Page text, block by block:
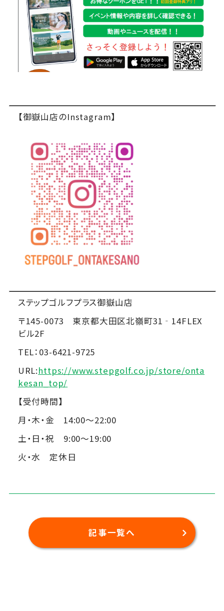
【御嶽山店のInstagram】
ステップゴルフプラス御嶽山店
〒145-0073 東京都大田区北嶺町31‐14FLEX
ビル2F
TEL：03-6421-9725
URL:https://www.stepgolf.co.jp/store/onta
kesan_top/
【受付時間】
月・木・金 14:00～22:00
土・日・祝 9:00～19:00
火・水 定休日
記事一覧へ